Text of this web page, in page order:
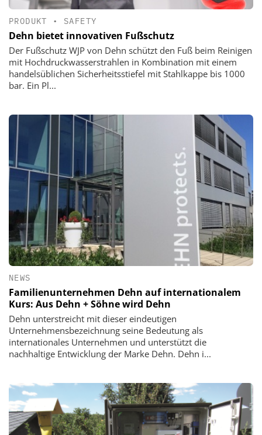
PRODUKT • SAFETY
Dehn bietet innovativen Fußschutz
Der Fußschutz WJP von Dehn schützt den Fuß beim Reinigen
mit Hochdruckwasserstrahlen in Kombination mit einem
handelsüblichen Sicherheitsstiefel mit Stahlkappe bis 1000
bar. Ein Pl...
NEWS
Familienunternehmen Dehn auf internationalem
Kurs: Aus Dehn + Söhne wird Dehn
Dehn unterstreicht mit dieser eindeutigen
Unternehmensbezeichnung seine Bedeutung als
internationales Unternehmen und unterstützt die
nachhaltige Entwicklung der Marke Dehn. Dehn i...